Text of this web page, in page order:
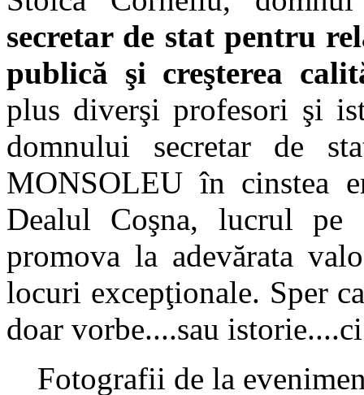
secretar de stat pentru
publică şi creşterea
plus diverşi profesori şi
domnului secretar de
MONSOLEU în cinstea
Dealul Coşna, lucrul
promova la adevărata
locuri excepţionale. Sper
doar vorbe....sau
Fotografii de la